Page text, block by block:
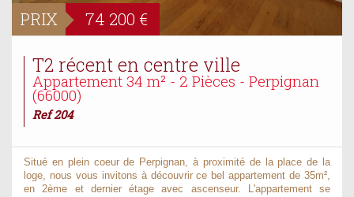
PRIX 74 200 €
T2 récent en centre ville
Appartement 34 m² - 2 Pièces - Perpignan
(66000)
Ref 204
Situé en plein coeur de Perpignan, à proximité de la place de la
loge, nous vous invitons à découvrir ce bel appartement de 35m²,
en 2ème et dernier étage avec ascenseur. L'appartement se